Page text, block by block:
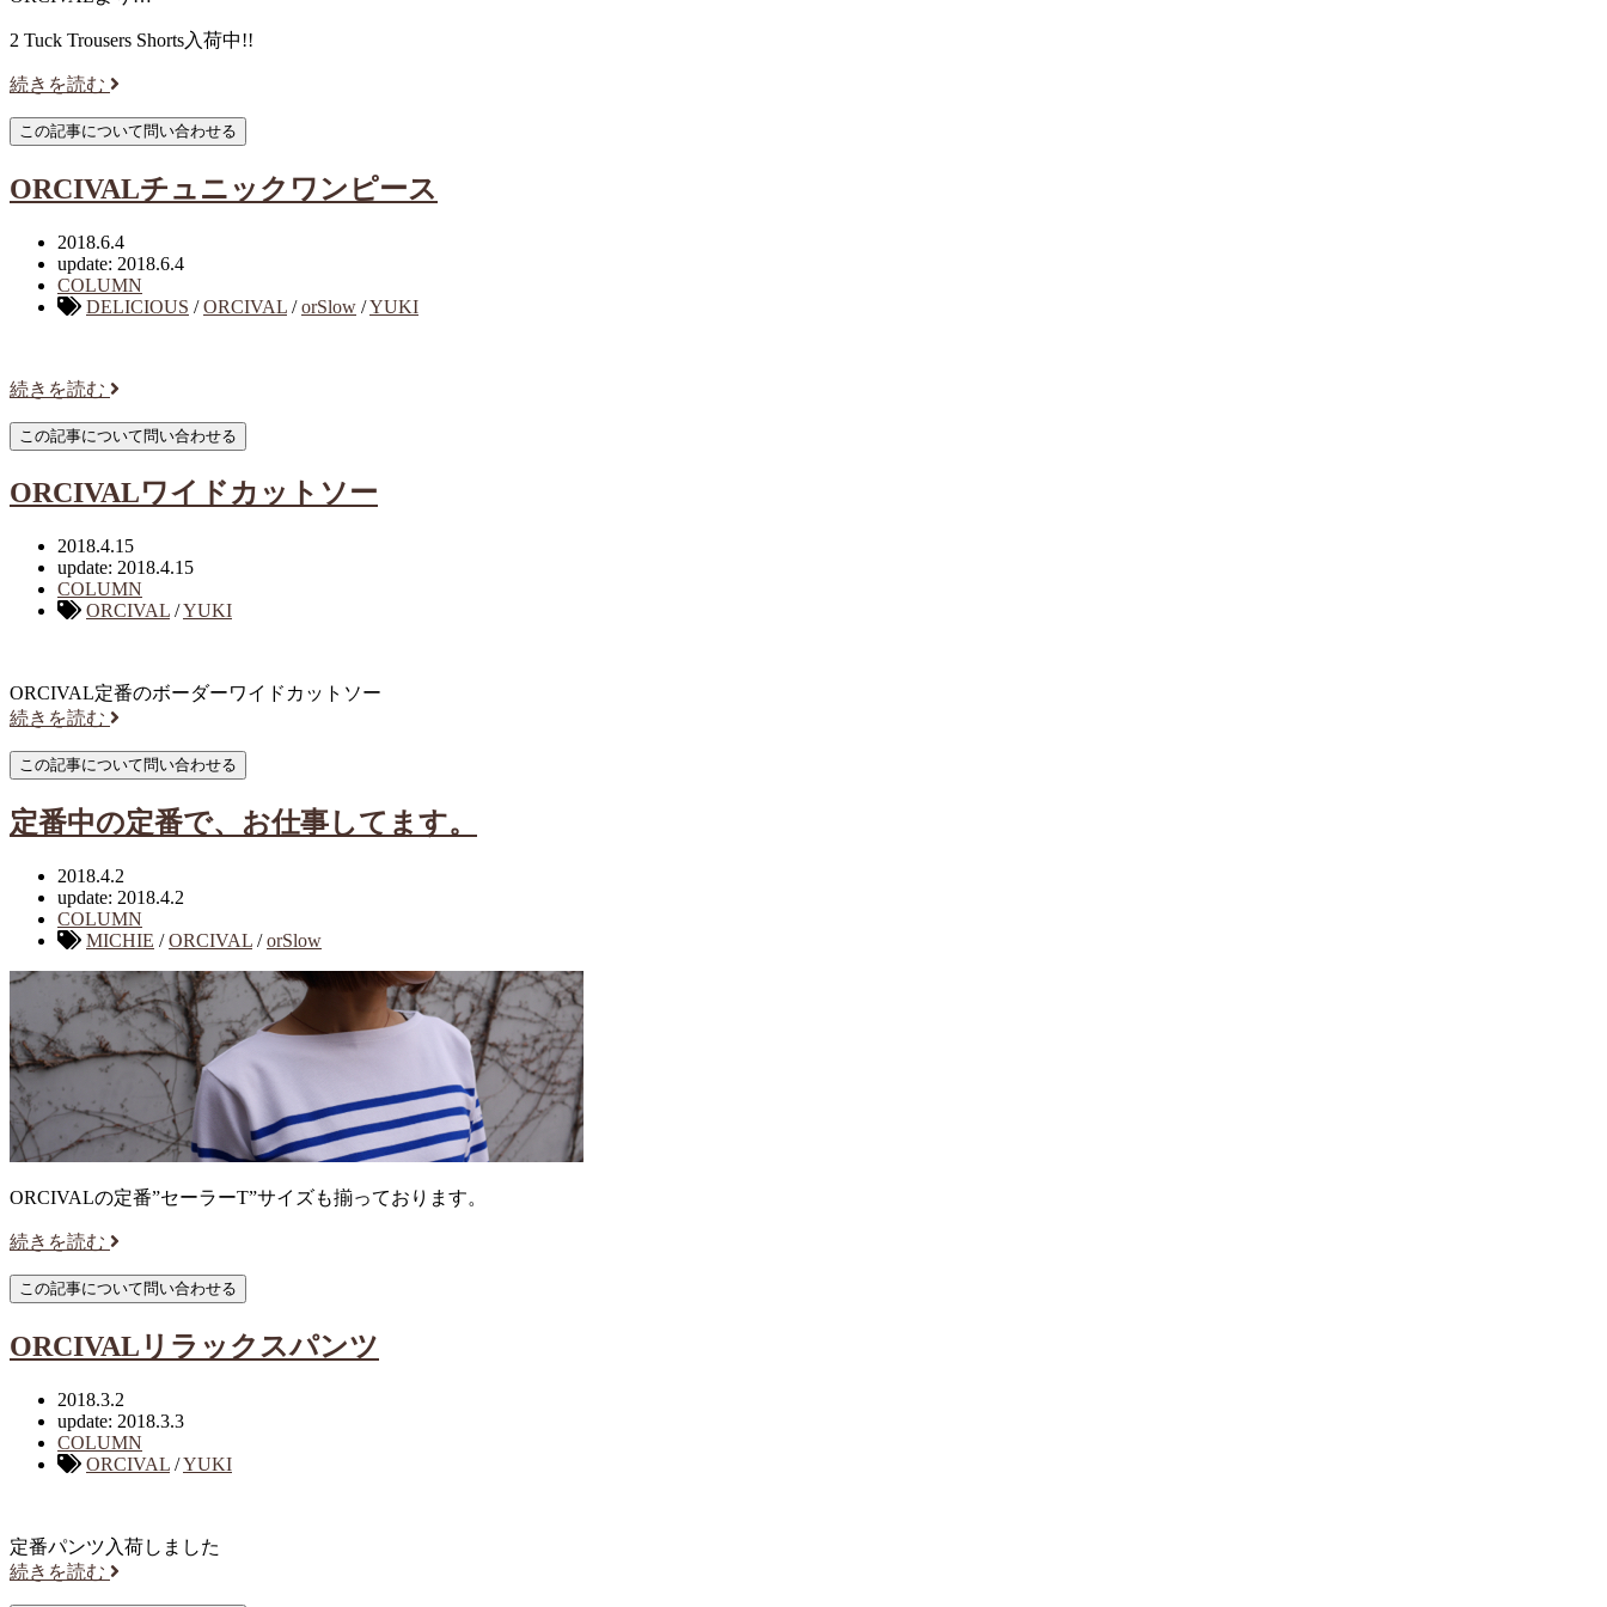
2 Tuck Trousers Shorts入荷中!!
続きを読む
ORCIVALチュニックワンピース
2018.6.4
update: 2018.6.4
COLUMN
DELICIOUS /ORCIVAL /orSlow /YUKI
続きを読む
ORCIVALワイドカットソー
2018.4.15
update: 2018.4.15
COLUMN
ORCIVAL /YUKI
ORCIVAL定番のボーダーワイドカットソー
続きを読む
定番中の定番で、お仕事してます。
2018.4.2
update: 2018.4.2
COLUMN
MICHIE /ORCIVAL /orSlow
ORCIVALの定番”セーラーT”サイズも揃っております。
続きを読む
ORCIVALリラックスパンツ
2018.3.2
update: 2018.3.3
COLUMN
ORCIVAL /YUKI
定番パンツ入荷しました
続きを読む